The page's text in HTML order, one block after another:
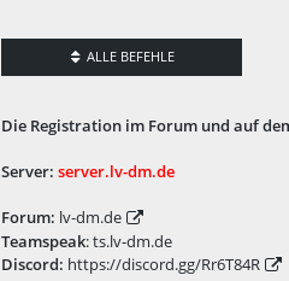
ALLE BEFEHLE
Die Registration im Forum und auf
Server: server.lv-dm.de
Forum: lv-dm.de
Teamspeak: ts.lv-dm.de
Discord: https://discord.gg/Rr6T84R